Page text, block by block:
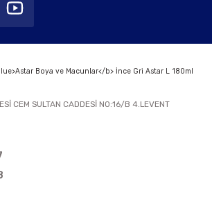
CEM SULTAN CADDESİ NO:16/B 4.LEVENT